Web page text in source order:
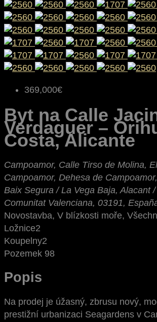
369,000€
Byt na Calle
Verdaguer –
Costa, Alicante
Campoamor, Calle Tirso de Molina,
Campoamor, Dehesa de
Baix Segura / La Vega Baja, Alacant
Comunitat Valenciana, 03191,
Novostavba, V blízkosti moře,
Ložnice2
Koupelny2
Pozemek 98
Popis
Na prodej je úžasný, zbrusu nový,
prestižní urbanizaci Seagardens v